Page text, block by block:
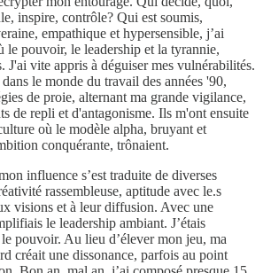
inspire, contrôle? Qui est soumis,
empathique et hypersensible, j’ai
le pouvoir, le leadership et la tyrannie,
J'ai vite appris à déguiser mes vulnérabilités.
le monde du travail des années '90,
de proie, alternant ma grande vigilance,
de repli et d'antagonisme. Ils m'ont ensuite
où le modèle alpha, bruyant et
conquérante, trônaient.
influence s’est traduite de diverses
rassembleuse, aptitude avec le.s
visions et à leur diffusion. Avec une
le leadership ambiant. J’étais
pouvoir. Au lieu d’élever mon jeu, ma
créait une dissonance, parfois au point